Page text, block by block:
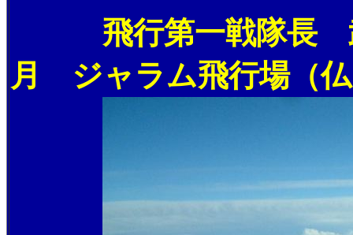
飛行第一戦隊長 武
月 ジャラム飛行場（